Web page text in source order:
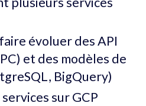
évoluer des API
et des modèles de
BigQuery)
sur GCP